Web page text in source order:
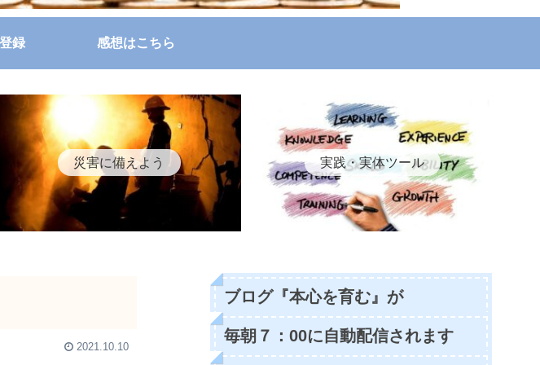
録 感想はこちら
災害に備えよう 実践・実体ツール
2021.10.10
ブログ『本心を育む』が
毎朝７：00に自動配信されます